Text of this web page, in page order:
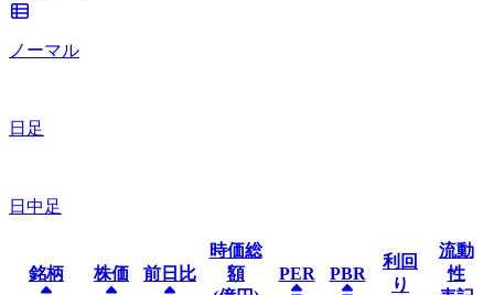
ノーマル
日足
日中足
銘柄 株価 前日比
時価総
額
PER PBR
利回
り
流動
性